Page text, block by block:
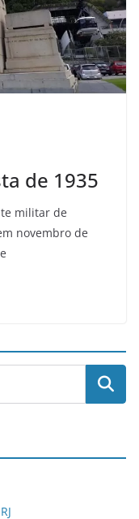
de 1935
militar de
novembro de